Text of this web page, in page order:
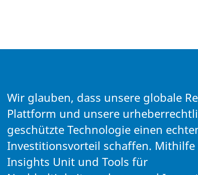
Wir glauben, dass unsere globale
Plattform und unsere
geschützte Technologie einen
Investitionsvorteil schaffen. Mithilfe
Insights Unit und Tools für